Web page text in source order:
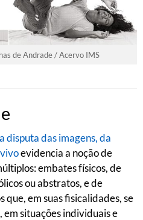
de Andrade / Acervo IMS
disputa das imagens, da
evidencia a noção de
embates físicos, de
ou abstratos, e de
em suas fisicalidades, se
situações individuais e